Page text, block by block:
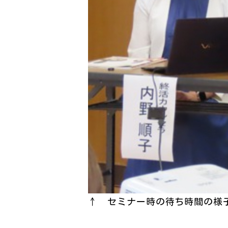
↑ セミナー時の待ち時間の様